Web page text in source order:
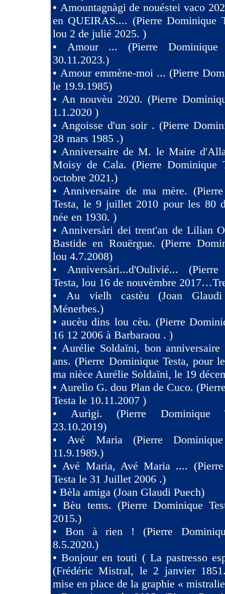
• Amountagnàgi de nouéstei vaco
en QUEIRAS.... (Pierre Dominique
lou 2 de julié 2025. )
• Amour ... (Pierre Dominique
30.11.2023.)
• Amour emmène-moi ... (Pierre
le 19.9.1985)
• An nouvèu 2020. (Pierre
1.1.2020 )
• Angoisse d'un soir . (Pierre
28 mars 1985 .)
•Anniversaire de M. le Maire
Moisy de Cala. (Pierre Dominique
octobre 2021.)
• Anniversaire de ma mère.
Testa, le 9 juillet 2010 pour les 80
née en 1930. )
•Anniversàri dei trent'an de Lilian
Bastide en Rouërgue. (Pierre
lou 4.7.2008)
• Anniversàri...d'Oulivié...
Testa, lou 16 de nouvèmbre
• Au vielh castèu (Joan
Ménerbes.)
• aucèu dins lou cèu. (Pierre
16 12 2006 à Barbaraou . )
• Aurélie Soldaïni, bon
ans. (Pierre Dominique Testa, pour
ma nièce Aurélie Soldaïni, le 19
•Aurelìo G. dou Plan de Cuco.
Testa le 10.11.2007 )
•Aurìgi. (Pierre Dominique
23.10.2019)
•Avé Maria (Pierre
11.9.1989.)
•Avé Maria, Avé Maria ....
Testa le 31 Juillet 2006 .)
• Bèla amiga (Joan Glaudi Puech)
•Bèu tems. (Pierre Dominique
2015.)
• Bon à rien ! (Pierre
8.5.2020.)
•Bonjour en touti ( La pastresso
(Frédéric Mistral, le 2 janvier
mise en place de la graphie «